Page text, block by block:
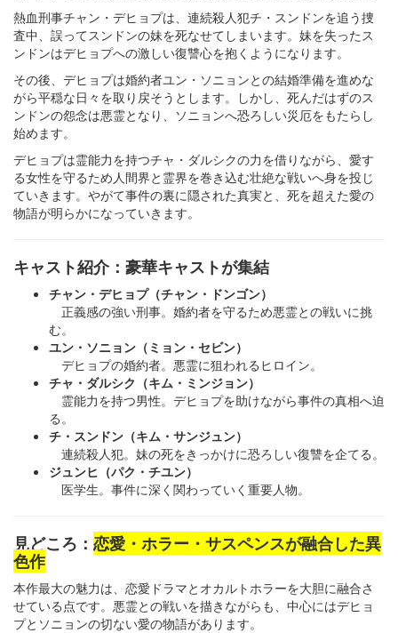
熱血刑事チャン・デヒョプは、連続殺人犯チ・スンドンを追う捜
査中、誤ってスンドンの妹を死なせてしまいます。妹を失ったス
ンドンはデヒョプへの激しい復讐心を抱くようになります。
その後、デヒョプは婚約者ユン・ソニョンとの結婚準備を進めな
がら平穏な日々を取り戻そうとします。しかし、死んだはずのス
ンドンの怨念は悪霊となり、ソニョンへ恐ろしい災厄をもたらし
始めます。
デヒョプは霊能力を持つチャ・ダルシクの力を借りながら、愛す
る女性を守るため人間界と霊界を巻き込む壮絶な戦いへ身を投じ
ていきます。やがて事件の裏に隠された真実と、死を超えた愛の
物語が明らかになっていきます。
キャスト紹介：豪華キャストが集結
チャン・デヒョプ（チャン・ドンゴン）
正義感の強い刑事。婚約者を守るため悪霊との戦いに挑
む。
ユン・ソニョン（ミョン・セビン）
デヒョプの婚約者。悪霊に狙われるヒロイン。
チャ・ダルシク（キム・ミンジョン）
霊能力を持つ男性。デヒョプを助けながら事件の真相へ迫
る。
チ・スンドン（キム・サンジュン）
連続殺人犯。妹の死をきっかけに恐ろしい復讐を企てる。
ジュンヒ（パク・チユン）
医学生。事件に深く関わっていく重要人物。
見どころ： 恋愛・ホラー・サスペンスが融合した異
色作
本作最大の魅力は、恋愛ドラマとオカルトホラーを大胆に融合さ
せている点です。悪霊との戦いを描きながらも、中心にはデヒョ
プとソニョンの切ない愛の物語があります。